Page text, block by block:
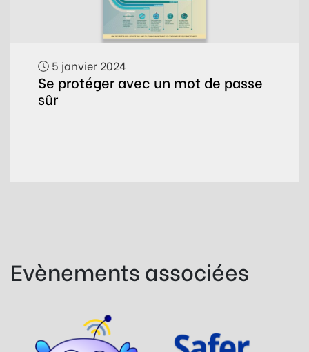
5 janvier 2024
Se protéger avec un mot de passe
sûr
Evènements associées